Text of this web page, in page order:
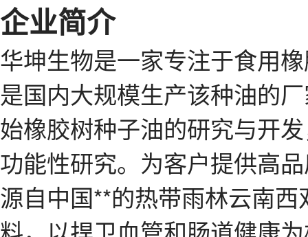
企业简介
华坤生物是一家专注于食用
是国内大规模生产该种油的
始橡胶树种子油的研究与开
功能性研究。为客户提供高
源自中国**的热带雨林云南